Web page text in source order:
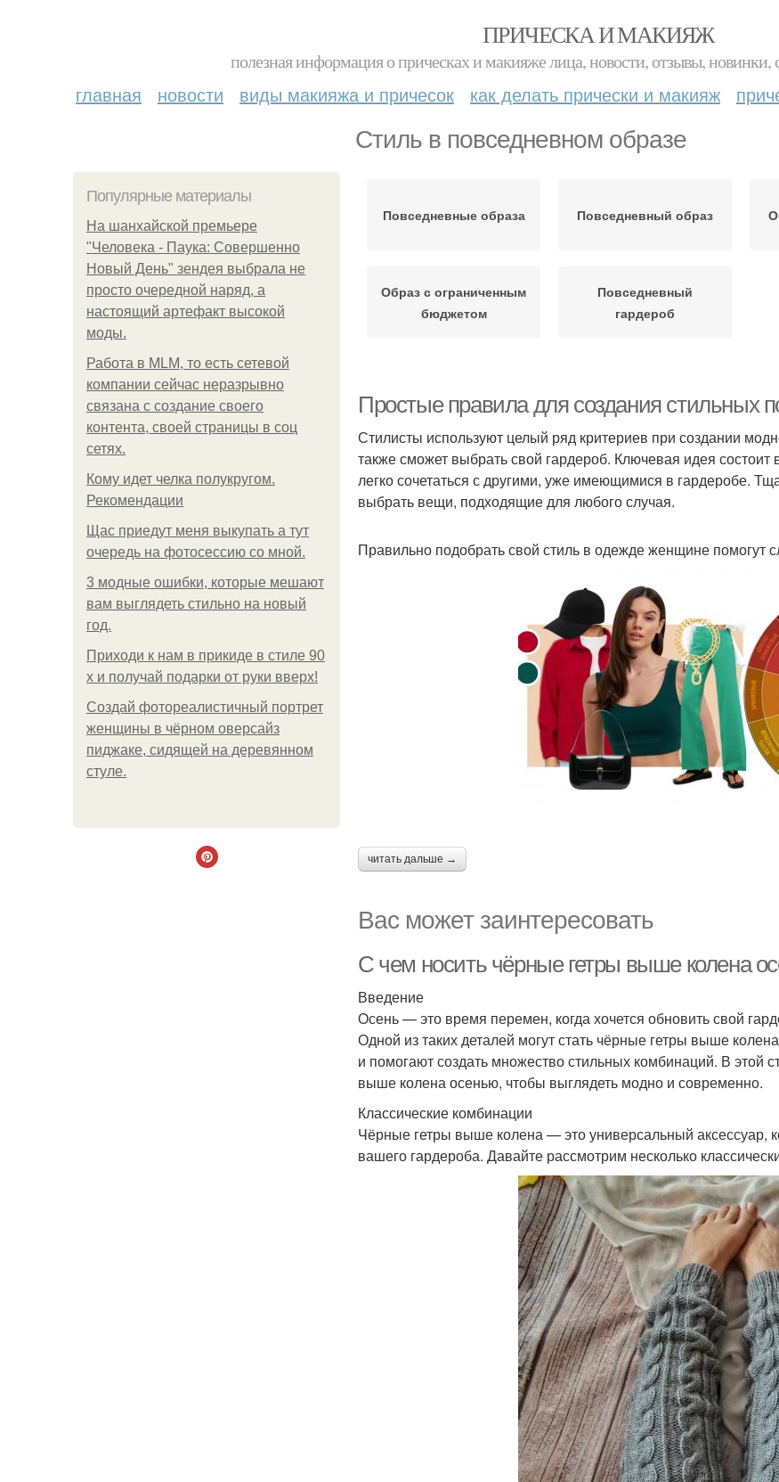
ПРИЧЕСКА И МАКИЯЖ
полезная информация о прическах и макияже лица, новости, отзывы, новинки,
главная новости виды макияжа и причесок как делать прически и макияж
Стиль в повседневном образе
Популярные материалы
На шанхайской премьере
"Человека - Паука: Совершенно
Новый День" зендея выбрала не
просто очередной наряд, а
настоящий артефакт высокой
моды.
Работа в MLM, то есть сетевой
компании сейчас неразрывно
связана с создание своего
контента, своей страницы в соц
сетях.
Кому идет челка полукругом.
Рекомендации
Щас приедут меня выкупать а тут
очередь на фотосессию со мной.
3 модные ошибки, которые мешают
вам выглядеть стильно на новый
год.
Приходи к нам в прикиде в стиле 90
х и получай подарки от руки вверх!
Создай фотореалистичный портрет
женщины в чёрном оверсайз
пиджаке, сидящей на деревянном
стуле.
Повседневные образа Повседневный образ
Образ с ограниченным
бюджетом
Повседневный
гардероб
Простые правила для создания стильных
Стилисты используют целый ряд критериев при создании
также сможет выбрать свой гардероб. Ключевая идея
легко сочетаться с другими, уже имеющимися в гардеробе.
выбрать вещи, подходящие для любого случая.
Правильно подобрать свой стиль в одежде женщине помогут
читать дальше →
Вас может заинтересовать
С чем носить чёрные гетры выше колена
Введение
Осень — это время перемен, когда хочется обновить свой
Одной из таких деталей могут стать чёрные гетры выше
и помогают создать множество стильных комбинаций. В этой
выше колена осенью, чтобы выглядеть модно и современно.
Классические комбинации
Чёрные гетры выше колена — это универсальный аксессуар,
вашего гардероба. Давайте рассмотрим несколько